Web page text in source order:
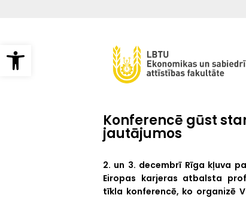
Open toolbar
Konferencē gūst
jautājumos
2. un 3. decembrī Rīga kļuva
Eiropas karjeras atbalsta
tīkla konferencē, ko organizē